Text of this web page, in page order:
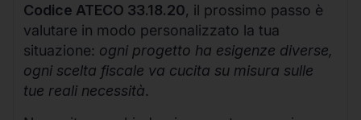
Codice ATECO 33.18.20, il prossimo passo è
valutare in modo personalizzato la tua
situazione: ogni progetto ha esigenze diverse,
ogni scelta fiscale va cucita su misura sulle
tue reali necessità.